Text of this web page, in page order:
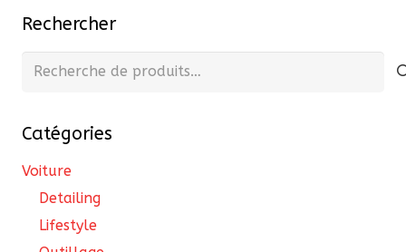
Rechercher
Recherche
Catégories
Voiture
Detailing
Lifestyle